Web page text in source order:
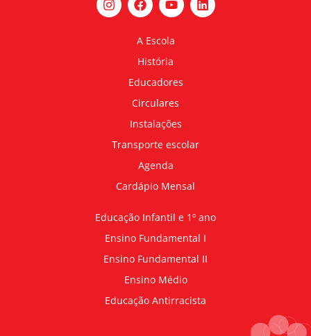
A Escola
História
Educadores
Circulares
Instalações
Transporte escolar
Agenda
Cardápio Mensal
Educação Infantil e 1º ano
Ensino Fundamental I
Ensino Fundamental II
Ensino Médio
Educação Antirracista